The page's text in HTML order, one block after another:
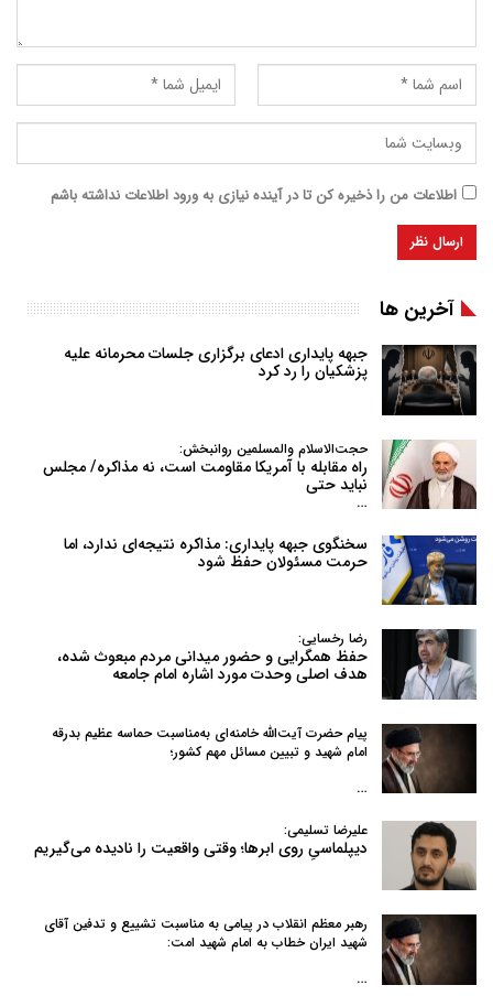
اطلاعات من را ذخیره کن تا در آینده نیازی به ورود اطلاعات نداشته باشم
آخرین ها
جبهه پایداری ادعای برگزاری جلسات محرمانه علیه
پزشکیان را رد کرد
حجت‌الاسلام والمسلمین روانبخش:
راه مقابله با آمریکا مقاومت است، نه مذاکره/ مجلس
نباید حتی
…
سخنگوی جبهه پایداری: مذاکره نتیجه‌ای ندارد، اما
حرمت مسئولان حفظ شود
رضا رخسایی:
حفظ همگرایی و حضور میدانی مردم مبعوث شده،
هدف اصلی وحدت مورد اشاره امام جامعه
پیام حضرت آیت‌الله خامنه‌ای به‌مناسبت حماسه عظیم بدرقه
امام شهید و تبیین مسائل مهم کشور؛
…
علیرضا تسلیمی:
دیپلماسیِ روی ابرها؛ وقتی واقعیت را نادیده می‌گیریم
رهبر معظم انقلاب در پیامی به‌ مناسبت تشییع و تدفین آقای
شهید ایران خطاب به امام شهید امت:
…